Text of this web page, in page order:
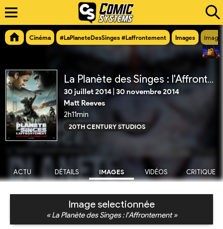
Cinéma #LaPlaneteDesSinges #Laffrontement Images Image
La Planète des Singes : l'Affrontement
30 juillet 2014 30 novembre 2014
Matt Reeves
2h11min
20TH CENTURY STUDIOS
ACTU DÉTAILS IMAGES VIDÉOS CRITIQUE
Image selectionnée
« La Planète des Singes : l'Affrontement »